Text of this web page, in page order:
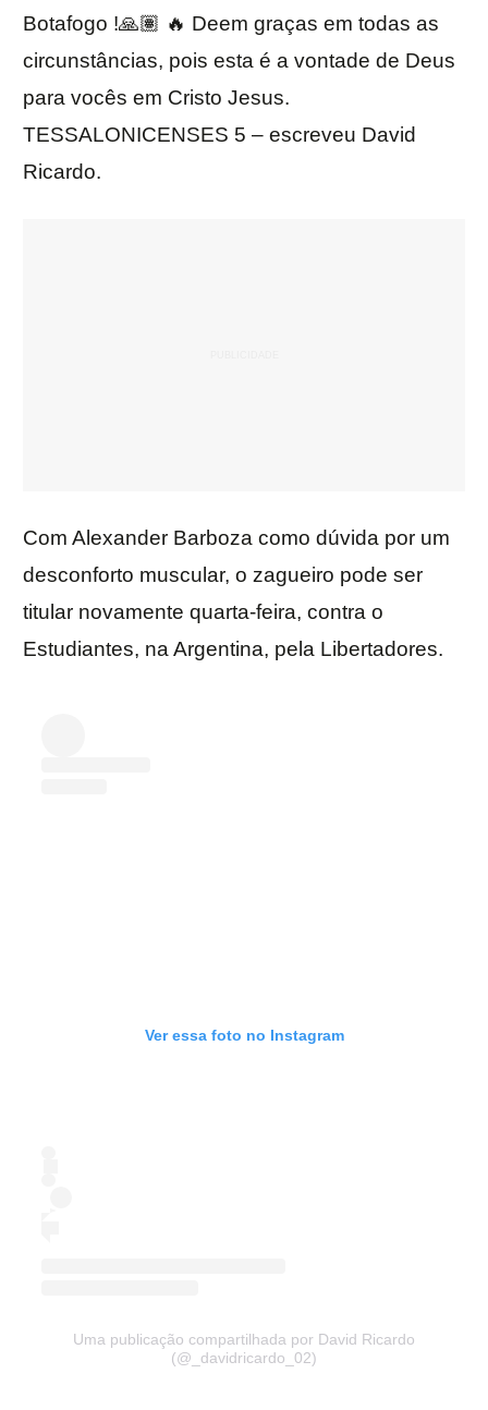
Botafogo !🙏🏽 🔥 Deem graças em todas as
circunstâncias, pois esta é a vontade de Deus
para vocês em Cristo Jesus.
TESSALONICENSES 5 – escreveu David
Ricardo.
Com Alexander Barboza como dúvida por um
desconforto muscular, o zagueiro pode ser
titular novamente quarta-feira, contra o
Estudiantes, na Argentina, pela Libertadores.
Ver essa foto no Instagram
Uma publicação compartilhada por David Ricardo
(@_davidricardo_02)